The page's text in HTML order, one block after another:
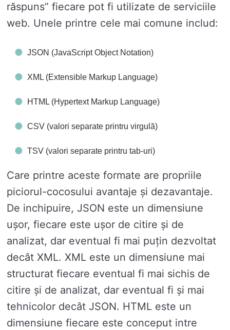
răspuns” fiecare pot fi utilizate de serviciile
web. Unele printre cele mai comune includ:
JSON (JavaScript Object Notation)
XML (Extensible Markup Language)
HTML (Hypertext Markup Language)
CSV (valori separate printru virgulă)
TSV (valori separate printru tab-uri)
Care printre aceste formate are propriile
piciorul-cocosului avantaje și dezavantaje.
De inchipuire, JSON este un dimensiune
ușor, fiecare este ușor de citire și de
analizat, dar eventual fi mai puțin dezvoltat
decât XML. XML este un dimensiune mai
structurat fiecare eventual fi mai sichis de
citire și de analizat, dar eventual fi și mai
tehnicolor decât JSON. HTML este un
dimensiune fiecare este conceput intre